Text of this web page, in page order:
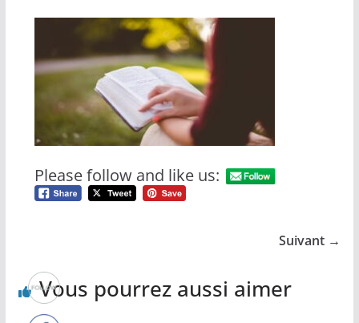
Please follow and like us:
Suivant →
Vous pourrez aussi aimer